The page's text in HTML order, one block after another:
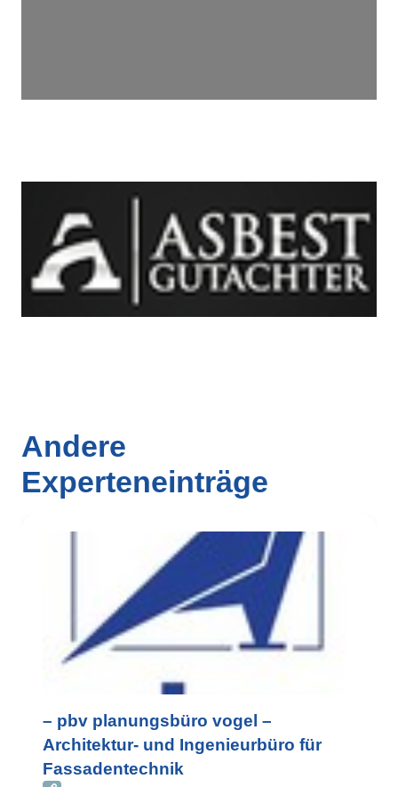
Andere
Experteneinträge
– pbv planungsbüro vogel –
Architektur- und Ingenieurbüro für
Fassadentechnik